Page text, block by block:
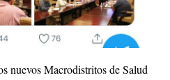
nuevos Macrodistritos de Salud